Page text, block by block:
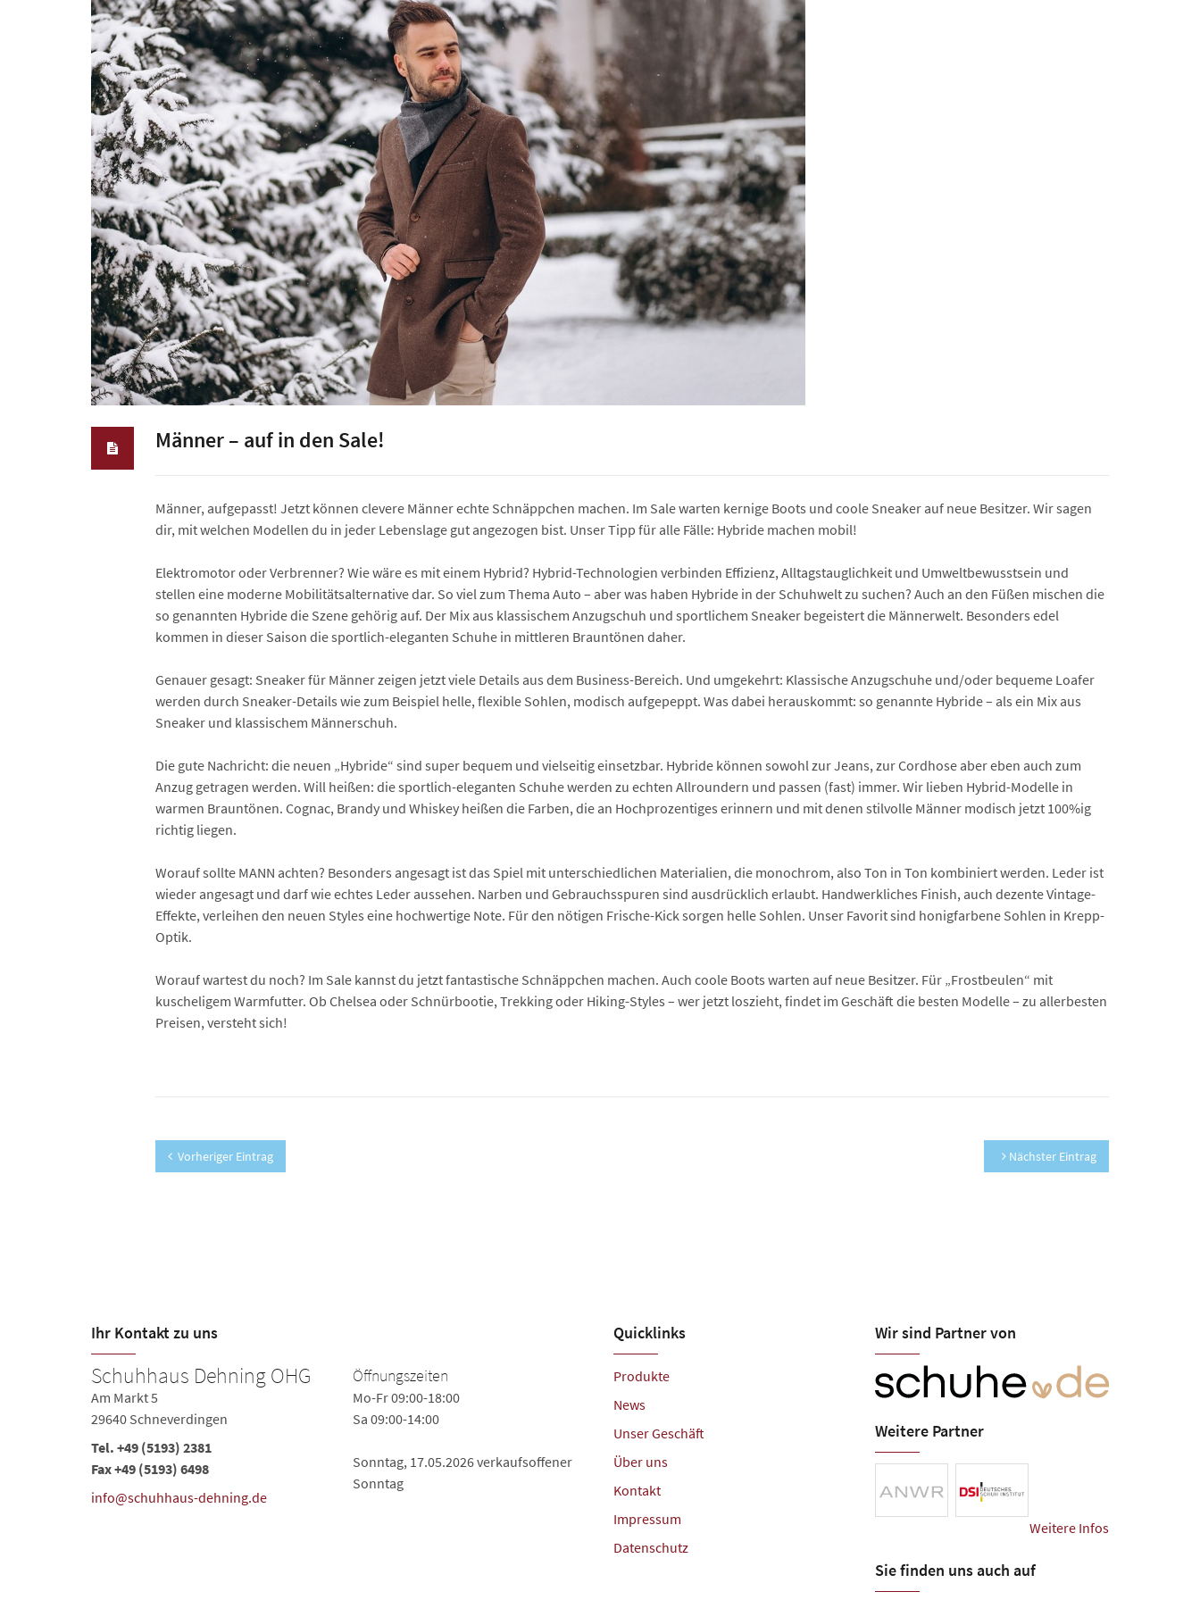
Männer – auf in den Sale!
Männer, aufgepasst! Jetzt können clevere Männer echte Schnäppchen machen. Im Sale warten kernige Boots und coole Sneaker auf neue Besitzer. Wir sagen
dir, mit welchen Modellen du in jeder Lebenslage gut angezogen bist. Unser Tipp für alle Fälle: Hybride machen mobil!
Elektromotor oder Verbrenner? Wie wäre es mit einem Hybrid? Hybrid-Technologien verbinden Effizienz, Alltagstauglichkeit und Umwelt­bewusstsein und
stellen eine moderne Mobilitäts­alternative dar. So viel zum Thema Auto – aber was haben Hybride in der Schuhwelt zu suchen? Auch an den Füßen mischen die
so genannten Hybride die Szene gehörig auf. Der Mix aus klassischem Anzugschuh und sportlichem Sneaker begeistert die Männerwelt. Besonders edel
kommen in dieser Saison die sportlich-eleganten Schuhe in mittleren Brauntönen daher.
Genauer gesagt: Sneaker für Männer zeigen jetzt viele Details aus dem Business-Bereich. Und umgekehrt: Klassische Anzugschuhe und/oder bequeme Loafer
werden durch Sneaker-Details wie zum Beispiel helle, flexible Sohlen, modisch aufgepeppt. Was dabei herauskommt: so genannte Hybride – als ein Mix aus
Sneaker und klassischem Männerschuh.
Die gute Nachricht: die neuen „Hybride“ sind super bequem und vielseitig einsetzbar. Hybride können sowohl zur Jeans, zur Cordhose aber eben auch zum
Anzug getragen werden. Will heißen: die sportlich-eleganten Schuhe werden zu echten Allroundern und passen (fast) immer. Wir lieben Hybrid-Modelle in
warmen Brauntönen. Cognac, Brandy und Whiskey heißen die Farben, die an Hochprozentiges erinnern und mit denen stilvolle Männer modisch jetzt 100%ig
richtig liegen.
Worauf sollte MANN achten? Besonders angesagt ist das Spiel mit unterschiedlichen Materialien, die monochrom, also Ton in Ton kombiniert werden. Leder ist
wieder angesagt und darf wie echtes Leder aussehen. Narben und Gebrauchsspuren sind ausdrücklich erlaubt. Handwerkliches Finish, auch dezente Vintage-
Effekte, verleihen den neuen Styles eine hochwertige Note. Für den nötigen Frische-Kick sorgen helle Sohlen. Unser Favorit sind honigfarbene Sohlen in Krepp-
Optik.
Worauf wartest du noch? Im Sale kannst du jetzt fantastische Schnäppchen machen. Auch coole Boots warten auf neue Besitzer. Für „Frostbeulen“ mit
kuscheligem Warmfutter. Ob Chelsea oder Schnürbootie, Trekking oder Hiking-Styles – wer jetzt loszieht, findet im Geschäft die besten Modelle – zu allerbesten
Preisen, versteht sich!
Vorheriger Eintrag Nächster Eintrag
Ihr Kontakt zu uns
Schuhhaus Dehning OHG
Am Markt 5
29640 Schneverdingen
Tel. +49 (5193) 2381
Fax +49 (5193) 6498
info@schuhhaus-dehning.de
Öffnungszeiten
Mo-Fr 09:00-18:00
Sa 09:00-14:00
Sonntag, 17.05.2026 verkaufsoffener
Sonntag
Quicklinks
Produkte
News
Unser Geschäft
Über uns
Kontakt
Impressum
Datenschutz
Wir sind Partner von
Weitere Partner
Weitere Infos
Sie finden uns auch auf